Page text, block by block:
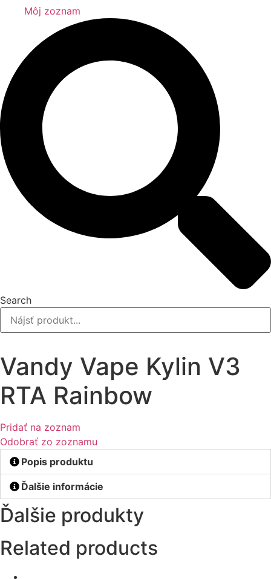
Môj zoznam
Search
Vandy Vape Kylin V3
RTA Rainbow
Pridať na zoznam
Odobrať zo zoznamu
Popis produktu
Ďalšie informácie
Ďalšie produkty
Related products